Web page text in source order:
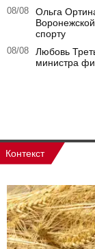
08/08
Ольга
спорту
08/08
Любовь
министра
Контекст